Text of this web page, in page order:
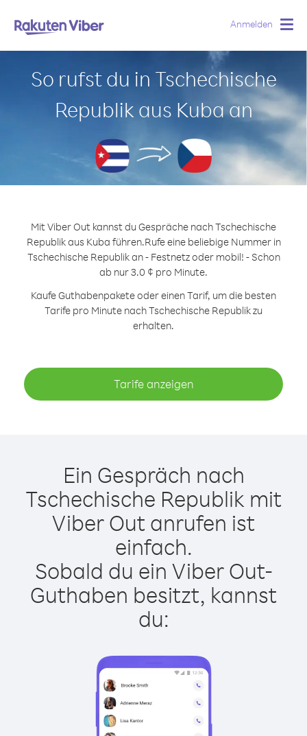
Anmelden
So rufst du in Tschechische
Republik aus Kuba an
Mit Viber Out kannst du Gespräche nach Tschechische
Republik aus Kuba führen.Rufe eine beliebige Nummer in
Tschechische Republik an - Festnetz oder mobil! - Schon
ab nur 3.0 ¢ pro Minute.
Kaufe Guthabenpakete oder einen Tarif, um die besten
Tarife pro Minute nach Tschechische Republik zu
erhalten.
Tarife anzeigen
Ein Gespräch nach
Tschechische Republik mit
Viber Out anrufen ist
einfach.
Sobald du ein Viber Out-
Guthaben besitzt, kannst
du: